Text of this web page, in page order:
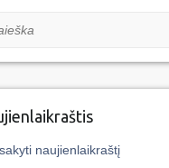
naujienlaikraštį